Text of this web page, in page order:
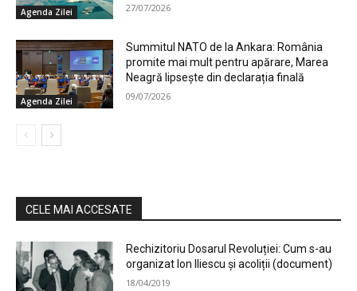
Agenda Zilei 27/07/2026
Agenda Zilei
Summitul NATO de la Ankara: România
promite mai mult pentru apărare, Marea
Neagră lipsește din declarația finală
09/07/2026
CELE MAI ACCESATE
Rechizitoriu Dosarul Revoluției: Cum s-au
organizat Ion Iliescu și acoliții (document)
18/04/2019